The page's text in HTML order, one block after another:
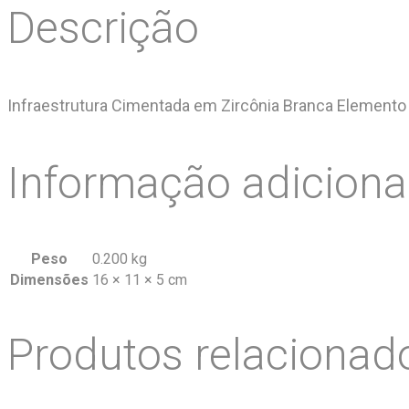
Descrição
Infraestrutura Cimentada em Zircônia Branca Elemento
Informação
Peso
0.200 kg
Dimensões 16 × 11 × 5 cm
Produtos